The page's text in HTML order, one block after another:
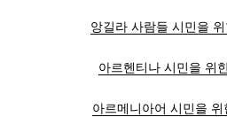
앙길라 사람들 시민을
아르헨티나 시민을 위
아르메니아어 시민을